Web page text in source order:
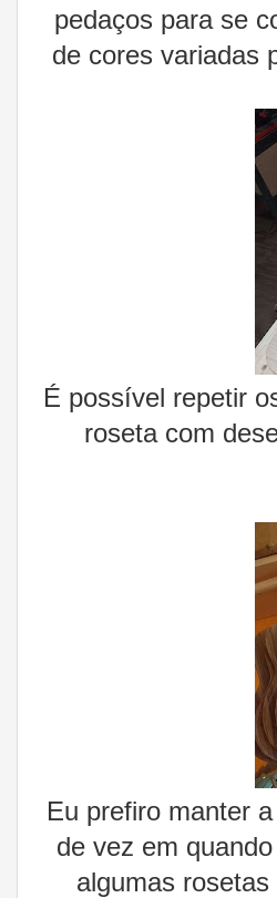
pedaços para se
de cores variadas
É possível repetir
roseta com
Eu prefiro manter
de vez em
algumas